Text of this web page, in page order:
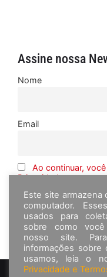
Assine nossa
Nome
Email
Ao continuar,
Privacidade
Este site armazena
computador.
usados para
sobre como
nosso site.
informações sobre
usamos, leia o
Privacidade e